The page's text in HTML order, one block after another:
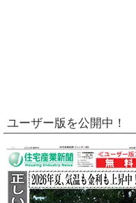
ユーザー版を公開中！